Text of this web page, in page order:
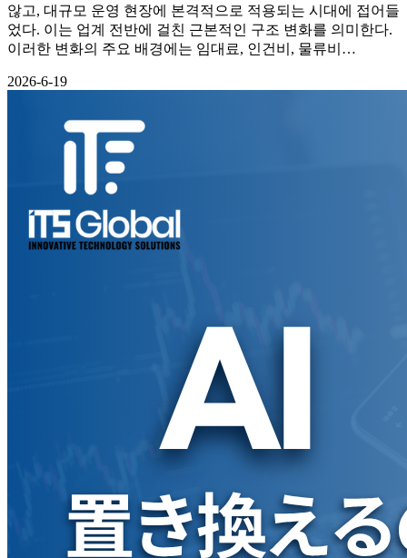
않고, 대규모 운영 현장에 본격적으로 적용되는 시대에 접어들
었다. 이는 업계 전반에 걸친 근본적인 구조 변화를 의미한다.
이러한 변화의 주요 배경에는 임대료, 인건비, 물류비…
2026-6-19